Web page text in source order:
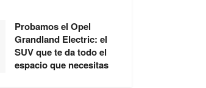
Probamos el Opel
Grandland Electric: el
SUV que te da todo el
espacio que necesitas